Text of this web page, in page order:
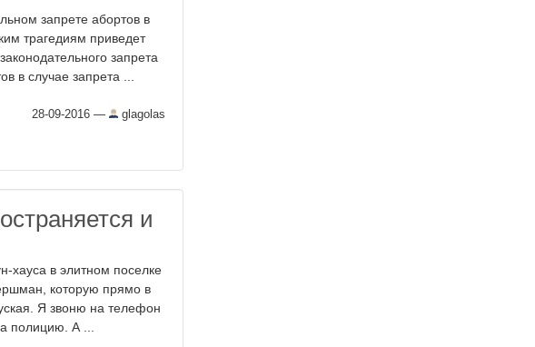
запрете абортов в
трагедиям приведет
запрета
в случае запрета ...
28-09-2016 — glagolas
и
хауса в элитном поселке
которую прямо в
Я звоню на телефон
полицию. А ...